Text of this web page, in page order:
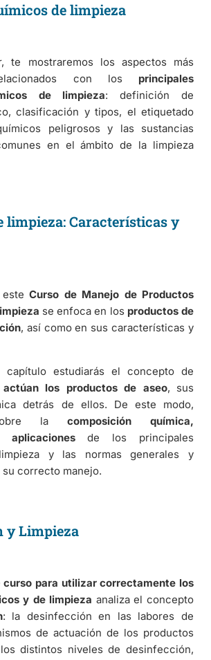
de limpieza
te mostraremos los aspectos más
con los principales
de limpieza: definición de
clasificación y tipos, el etiquetado
peligrosos y las sustancias
en el ámbito de la limpieza
limpieza: Características y
esteCurso de Manejo de Productos
se enfoca en los productos de
, así como en sus características y
capítulo estudiarás el concepto de
los productos de aseo, sus
detrás de ellos. De este modo,
sobre la composición química,
aplicacionesde los principales
y las normas generales y
correcto manejo.
y Limpieza
curso para utilizar correctamente los
y de limpieza analiza el concepto
: la desinfección en las labores de
de actuación de los productos
distintos niveles de desinfección,